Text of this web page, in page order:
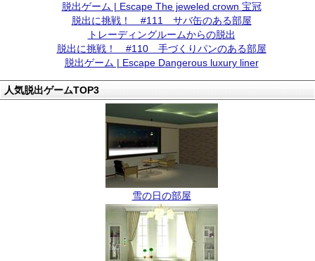
脱出ゲーム | Escape The jeweled crown 宝冠
脱出に挑戦！ #111 サバ缶のある部屋
トレーディングルームからの脱出
脱出に挑戦！ #110 手づくりパンのある部屋
脱出ゲーム | Escape Dangerous luxury liner
人気脱出ゲームTOP3
雪の日の部屋